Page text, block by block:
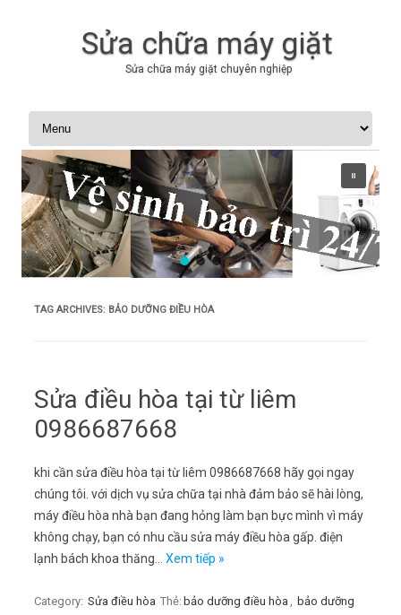
Sửa chữa máy giặt
Sửa chữa máy giặt chuyên nghiệp
Skip to content
TAG ARCHIVES: BẢO DƯỠNG ĐIỀU HÒA
Sửa điều hòa tại từ liêm
0986687668
khi cần sửa điều hòa tại từ liêm 0986687668 hãy gọi ngay
chúng tôi. với dịch vụ sửa chữa tại nhà đảm bảo sẽ hài lòng,
máy điều hòa nhà bạn đang hỏng làm bạn bực mình vì máy
không chạy, bạn có nhu cầu sửa máy điều hòa gấp. điện
lạnh bách khoa thăng… Xem tiếp »
Category: Sửa điều hòa Thẻ: bảo dưỡng điều hòa , bảo dưỡng